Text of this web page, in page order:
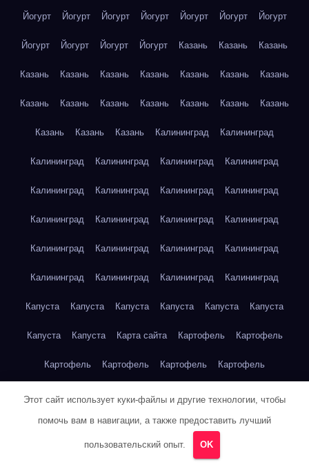
Йогурт Йогурт Йогурт Йогурт Йогурт Йогурт Йогурт
Йогурт Йогурт Йогурт Йогурт Казань Казань Казань
Казань Казань Казань Казань Казань Казань Казань
Казань Казань Казань Казань Казань Казань Казань
Казань Казань Казань Калининград Калининград
Калининград Калининград Калининград Калининград
Калининград Калининград Калининград Калининград
Калининград Калининград Калининград Калининград
Калининград Калининград Калининград Калининград
Калининград Калининград Калининград Калининград
Капуста Капуста Капуста Капуста Капуста Капуста
Капуста Капуста Карта сайта Картофель Картофель
Картофель Картофель Картофель Картофель
Картофель Кейптаун
Кейптаун Кейптаун Кейптаун Кейптаун Кейптаун
Этот сайт использует куки-файлы и другие технологии, чтобы
помочь вам в навигации, а также предоставить лучший
пользовательский опыт. OK